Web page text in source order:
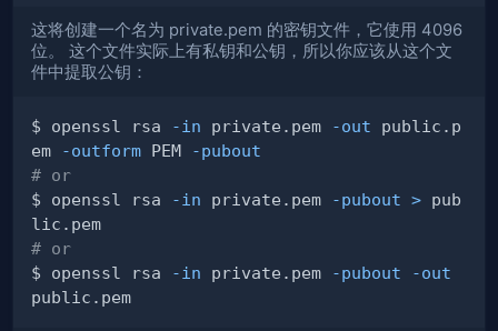
这将创建一个名为 private.pem 的密钥文件，它使用 4096
位。 这个文件实际上有私钥和公钥，所以你应该从这个文
件中提取公钥：
$ openssl rsa -in private.pem -out public.p
em
-outform PEM
-pubout
# or
$ openssl rsa
-in private.pem -pubout > pub
# or
$ openssl rsa
-in private.pem -pubout
-out